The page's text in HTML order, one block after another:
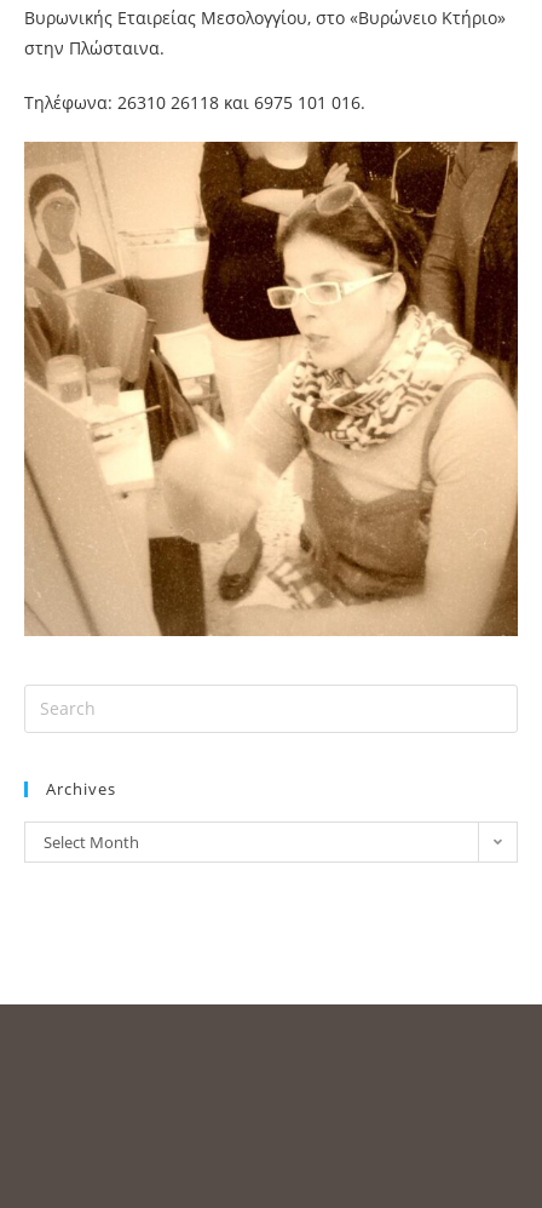
Βυρωνικής Εταιρείας Μεσολογγίου, στο «Βυρώνειο Κτήριο»
στην Πλώσταινα.
Τηλέφωνα: 26310 26118 και 6975 101 016.
Archives
Select Month